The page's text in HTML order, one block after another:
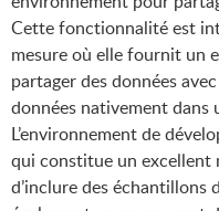
Cette fonctionnalité est
mesure où elle fournit un
partager des données
données nativement
L’environnement de
qui constitue un excellent
d’inclure des échantillons